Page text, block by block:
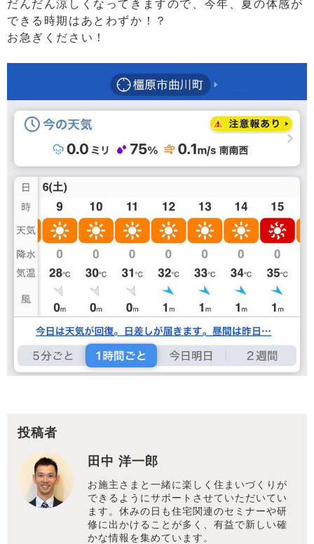
だんだん涼しくなってきますので、今年、夏の体感が
できる時期はあとわずか！？
お急ぎください！
投稿者
田中 洋一郎
お施主さまと一緒に楽しく住まいづくりが
できるようにサポートさせていただいてい
ます。休みの日も住宅関連のセミナーや研
修に出かけることが多く、有益で新しい確
かな情報を集めています。